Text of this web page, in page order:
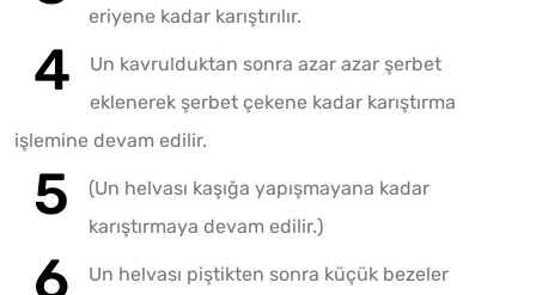
eriyene kadar karıştırılır.
Un kavrulduktan sonra azar azar şerbet
eklenerek şerbet çekene kadar karıştırma
işlemine devam edilir.
(Un helvası kaşığa yapışmayana kadar
karıştırmaya devam edilir.)
Un helvası piştikten sonra küçük bezeler